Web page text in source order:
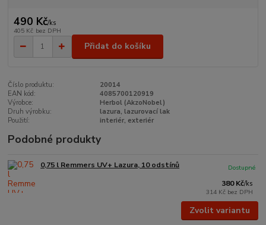
490 Kč/ks
405 Kč bez DPH
Přidat do košíku
Číslo produktu:
20014
EAN kód:
4085700120919
Výrobce:
Herbol (AkzoNobel)
Druh výrobku:
lazura, lazurovací lak
Použití:
interiér, exteriér
Podobné produkty
0,75 l Remmers UV+ Lazura, 10 odstínů
380 Kč/ks
314 Kč bez DPH
Dostupné
Zvolit variantu